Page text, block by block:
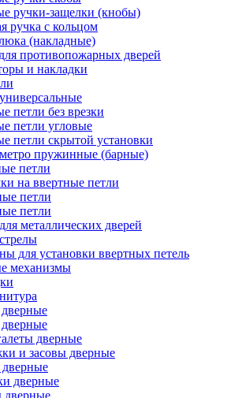
ручки-защелки (кнобы)
ручка с кольцом
(накладные)
противопожарных дверей
и накладки
петли без врезки
петли угловые
петли скрытой установки
пружинные (барные)
петли
на ввертные петли
петли
петли
металлических дверей
для установки ввертных петель
механизмы
дверные
дверные
и засовы дверные
дверные
дверные